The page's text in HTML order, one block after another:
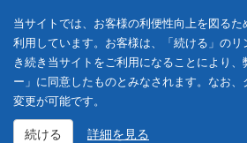
当サイトでは、お客様の利便性向上を図る
利用しています。お客様は、「続ける」の
き続き当サイトをご利用になることにより
ー」に同意したものとみなされます。なお
変更が可能です。
続ける 詳細を見る